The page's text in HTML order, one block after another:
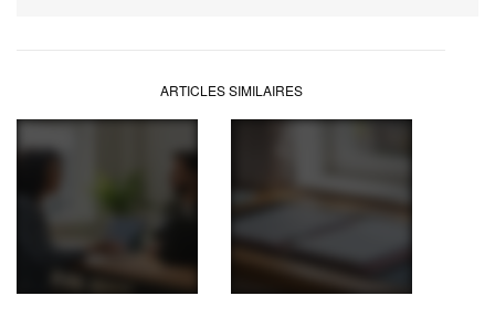
ARTICLES SIMILAIRES